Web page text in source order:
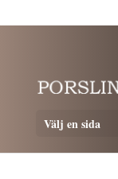
Välj en sida